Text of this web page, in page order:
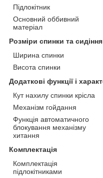
Підлокітник
Основний оббивний
матеріал
Розміри спинки та сидіння
Ширина спинки
Висота спинки
Додаткові функції і
Кут нахилу спинки крісла
Механізм гойдання
Функція автоматичного
блокування механізму
хитання
Комплектація
Комплектація
підлокітниками